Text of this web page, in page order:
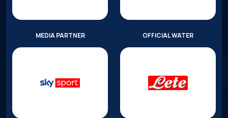
MEDIA PARTNER OFFICIAL WATER